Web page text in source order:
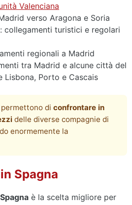
Valenciana
verso Aragona e Soria
: collegamenti turistici e regolari
regionali a Madrid
tra Madrid e alcune città del
Lisbona, Porto e Cascais
permettono di confrontare in
delle diverse compagnie di
enormemente la
Spagna
è la scelta migliore per